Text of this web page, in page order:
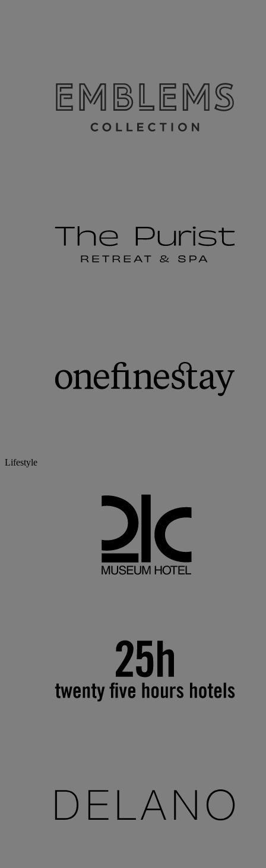
Lifestyle